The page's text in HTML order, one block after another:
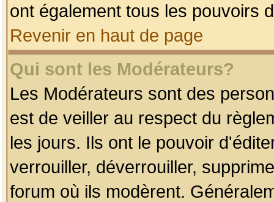
ont également tous les pouvoirs
Revenir en haut de page
Qui sont les Modérateurs?
Les Modérateurs sont des
est de veiller au respect du
les jours. Ils ont le pouvoir
verrouiller, déverrouiller,
forum où ils modèrent.